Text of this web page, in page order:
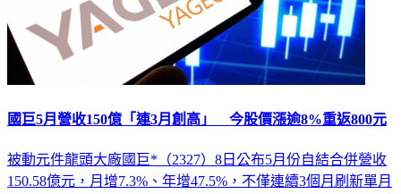
國巨5月營收150億「連3月創高」 今股價漲逾8%重返800元
被動元件龍頭大廠國巨*（2327）8日公布5月份自結合併營收
150.58億元，月增7.3%、年增47.5%，不僅連續3個月刷新單月